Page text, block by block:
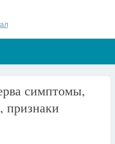
симптомы,
признаки